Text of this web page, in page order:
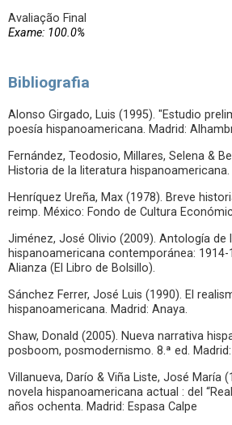
Avaliação Final
Exame: 100.0%
Bibliografia
Alonso Girgado, Luis (1995). "Estudio
poesía hispanoamericana. Madrid:
Fernández, Teodosio, Millares, Selena &
Historia de la literatura hispanoamericana.
Henríquez Ureña, Max (1978). Breve
reimp. México: Fondo de Cultura
Jiménez, José Olivio (2009). Antología de
hispanoamericana contemporánea: 1914-
Alianza (El Libro de Bolsillo).
Sánchez Ferrer, José Luis (1990). El
hispanoamericana. Madrid: Anaya.
Shaw, Donald (2005). Nueva narrativa
posboom, posmodernismo. 8.ª ed.
Villanueva, Darío & Viña Liste, José María
novela hispanoamericana actual : del
años ochenta. Madrid: Espasa Calpe